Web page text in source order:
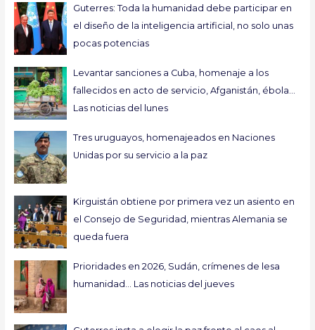
Guterres: Toda la humanidad debe participar en
el diseño de la inteligencia artificial, no solo unas
pocas potencias
Levantar sanciones a Cuba, homenaje a los
fallecidos en acto de servicio, Afganistán, ébola…
Las noticias del lunes
Tres uruguayos, homenajeados en Naciones
Unidas por su servicio a la paz
Kirguistán obtiene por primera vez un asiento en
el Consejo de Seguridad, mientras Alemania se
queda fuera
Prioridades en 2026, Sudán, crímenes de lesa
humanidad… Las noticias del jueves